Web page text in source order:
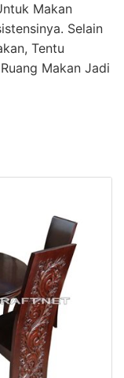
Makan
Selain
Tentu
Makan Jadi